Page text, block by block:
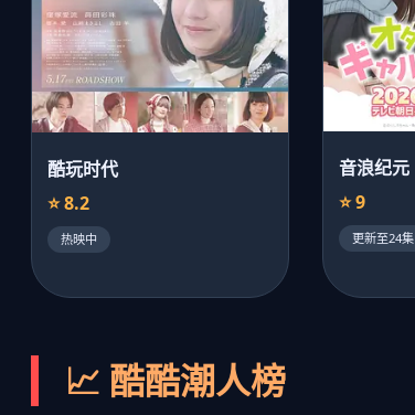
酷玩时代
⭐ 8.2
热映中
音浪纪元
⭐ 9
更新至24集
📈 酷酷潮人榜